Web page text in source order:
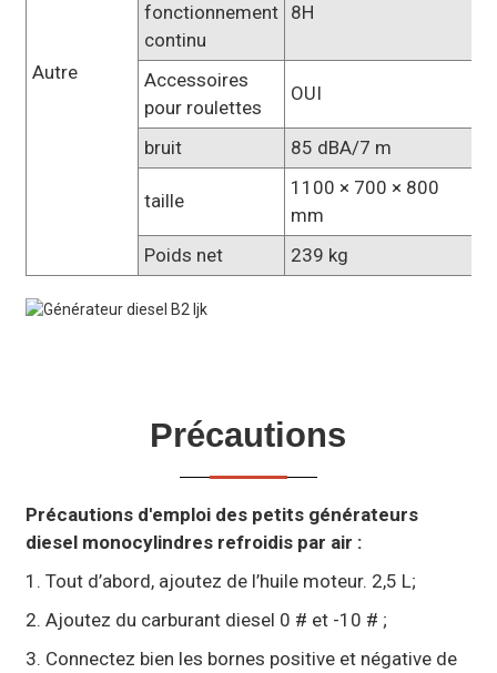
Autre
fonctionnement
continu
8H
Accessoires
pour roulettes
OUI
bruit 85 dBA/7 m
taille
1100 × 700 × 800
mm
Poids net
239 kg
Précautions
Précautions d'emploi des petits générateurs
diesel monocylindres refroidis par air :
1. Tout d’abord, ajoutez de l’huile moteur. 2,5 L;
2. Ajoutez du carburant diesel 0 # et -10 # ;
3. Connectez bien les bornes positive et négative de